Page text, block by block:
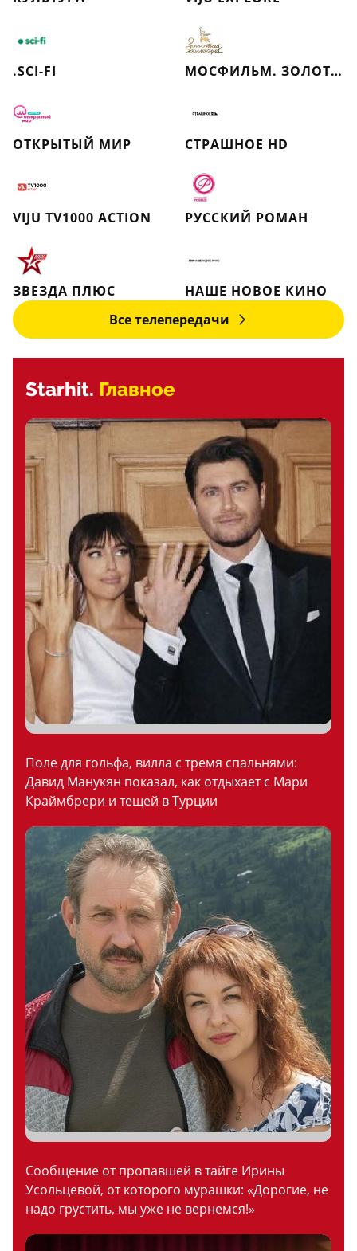
.SCI-FI МОСФИЛЬМ. ЗОЛОТАЯ КОЛЛЕКЦИЯ
ОТКРЫТЫЙ МИР СТРАШНОЕ HD
VIJU TV1000 ACTION РУССКИЙ РОМАН
ЗВЕЗДА ПЛЮС
НАШЕ НОВОЕ КИНО
Все телепередачи
Starhit. Главное
Поле для гольфа, вилла с тремя спальнями:
Давид Манукян показал, как отдыхает с Мари
Краймбрери и тещей в Турции
Сообщение от пропавшей в тайге Ирины
Усольцевой, от которого мурашки: «Дорогие, не
надо грустить, мы уже не вернемся!»